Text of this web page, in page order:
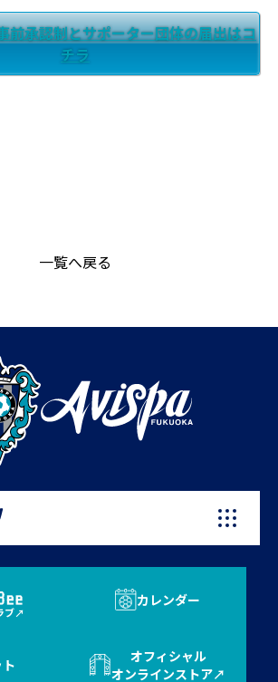
前承認制とサポーター団体の届出はコ
チラ
一覧へ戻る
ブ
カレンダー
オフィシャル
オンラインストア